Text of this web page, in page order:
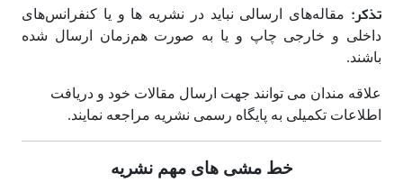
تذکر: مقاله‌های ارسالی نباید در نشریه ها و یا کنفرانس‌های
داخلی و خارجی چاپ و یا به صورت هم‌زمان ارسال شده
باشند.
علاقه مندان می توانند جهت ارسال مقالات خود و دریافت
اطلاعات تکمیلی به پایگاه رسمی نشریه مراجعه نمایند.
خط مشی های مهم نشریه